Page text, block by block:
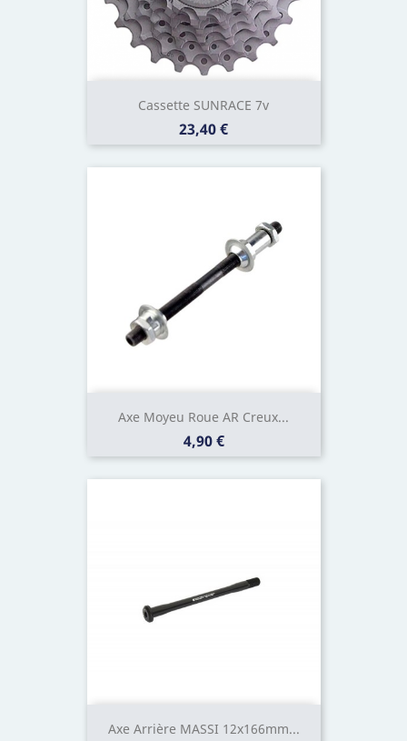
Cassette SUNRACE 7v
Prix
23,40 €
Axe Moyeu Roue AR Creux...
Prix
4,90 €
Axe Arrière MASSI 12x166mm...